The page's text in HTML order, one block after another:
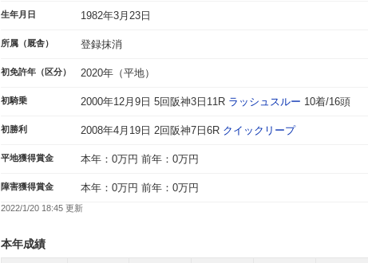
生年月日 1982年3月23日
所属（厩舎） 登録抹消
初免許年（区分） 2020年（平地）
初騎乗 2000年12月9日 5回阪神3日11R ラッシュスルー 10着/16頭
初勝利 2008年4月19日 2回阪神7日6R クイックリープ
平地獲得賞金 本年：0万円 前年：0万円
障害獲得賞金 本年：0万円 前年：0万円
2022/1/20 18:45 更新
本年成績